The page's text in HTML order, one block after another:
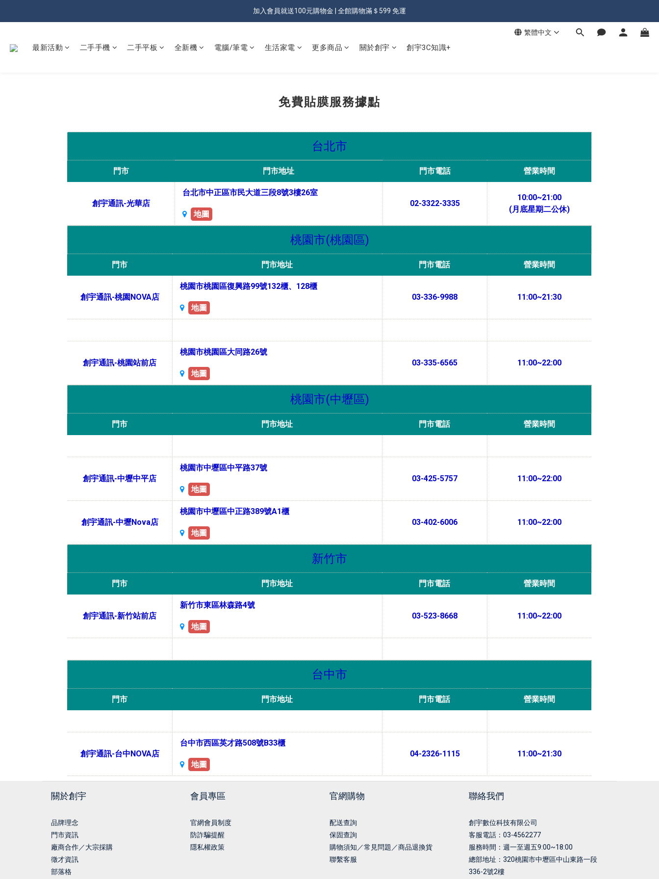
加入會員就送100元購物金 | 全館購物滿＄599 免運
加入會員就送100元購物金 | 全館購物滿＄599 免運
繁體中文
最新活動 二手手機 二手平板 全新機 電腦/筆電 生活家電 更多商品 關於創宇 創宇3C知識+
免費貼膜服務據點
台北市
門市 門市地址 門市電話 營業時間
創宇通訊-光華店
台北市中正區市民大道三段8號3樓26室
地圖
02-3322-3335
10:00~21:00
(月底星期二公休)
桃園市(桃園區)
門市 門市地址 門市電話 營業時間
創宇通訊-桃園NOVA店
桃園市桃園區復興路99號132櫃、128櫃
地圖
03-336-9988 11:00~21:30
創宇通訊-桃園站前店
桃園市桃園區大同路26號
地圖
03-335-6565 11:00~22:00
桃園市(中壢區)
門市 門市地址 門市電話 營業時間
創宇通訊-中壢中平店
桃園市中壢區中平路37號
地圖
03-425-5757 11:00~22:00
創宇通訊-中壢Nova店
桃園市中壢區中正路389號A1櫃
地圖
03-402-6006 11:00~22:00
新竹市
門市 門市地址 門市電話 營業時間
創宇通訊-新竹站前店
新竹市東區林森路4號
地圖
03-523-8668 11:00~22:00
台中市
門市 門市地址 門市電話 營業時間
創宇通訊-台中NOVA店
台中市西區英才路508號B33櫃
地圖
04-2326-1115 11:00~21:30
關於創宇
品牌理念
門市資訊
廠商合作／大宗採購
徵才資訊
部落格
會員專區
官網會員制度
防詐騙提醒
隱私權政策
官網購物
配送查詢
保固查詢
購物須知／常見問題／商品退換貨
聯繫客服
聯絡我們
創宇數位科技有限公司
客服電話：03-4562277
服務時間：週一至週五9:00~18:00
總部地址： 320桃園市中壢區中山東路一段
336-2號2樓